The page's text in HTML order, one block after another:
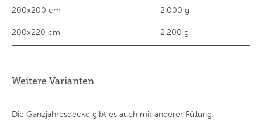
200x200 cm 2.000 g
200x220 cm 2.200 g
Weitere Varianten
Die Ganzjahresdecke gibt es auch mit anderer Füllung: